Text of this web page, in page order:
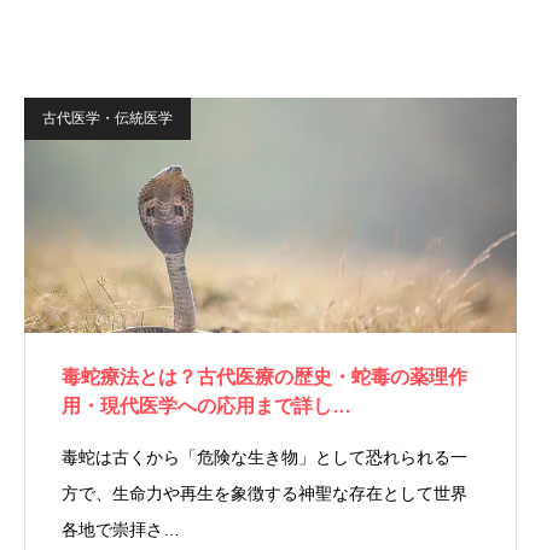
古代医学・伝統医学
毒蛇療法とは？古代医療の歴史・蛇毒の薬理作
用・現代医学への応用まで詳し…
毒蛇は古くから「危険な生き物」として恐れられる一
方で、生命力や再生を象徴する神聖な存在として世界
各地で崇拝さ…